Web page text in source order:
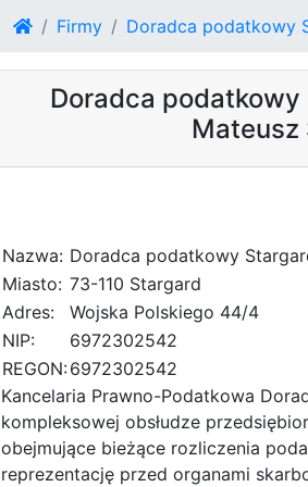
Firmy Doradca podatkowy
Doradca
Mateusz
Nazwa: Doradca podatkowy
Miasto: 73-110 Stargard
Adres:
Wojska Polskiego 44/4
NIP:
6972302542
REGON:6972302542
Kancelaria Prawno-Podatkowa
kompleksowej obsłudze
obejmujące bieżące rozliczenia
reprezentację przed organami